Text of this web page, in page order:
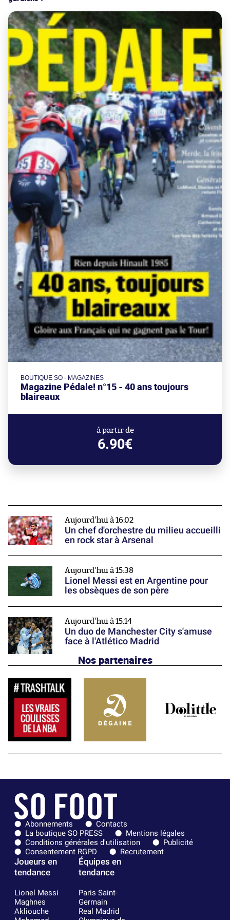
BOUTIQUE SO - MAGAZINES
Magazine Pédale! n°15 - 40 ans toujours
blaireaux
à partir de
6.90€
Aujourd'hui à 16:02
Un chef d'orchestre du milieu accueilli
en rock star à Arsenal
Aujourd'hui à 15:38
Lionel Messi est en Argentine pour
les obsèques de son père
Aujourd'hui à 15:14
Un duo de Manchester City s'amuse
face à l'Atlético Madrid
Nos partenaires
Abonnements
Contacts
La boutique SO PRESS
Mentions légales
Conditions générales d'utilisation
Publicité
Consentement RGPD
Recrutement
Joueurs en
tendance
Lionel Messi
Maghnes
Akliouche
Équipes en
tendance
Paris Saint-
Germain
Real Madrid